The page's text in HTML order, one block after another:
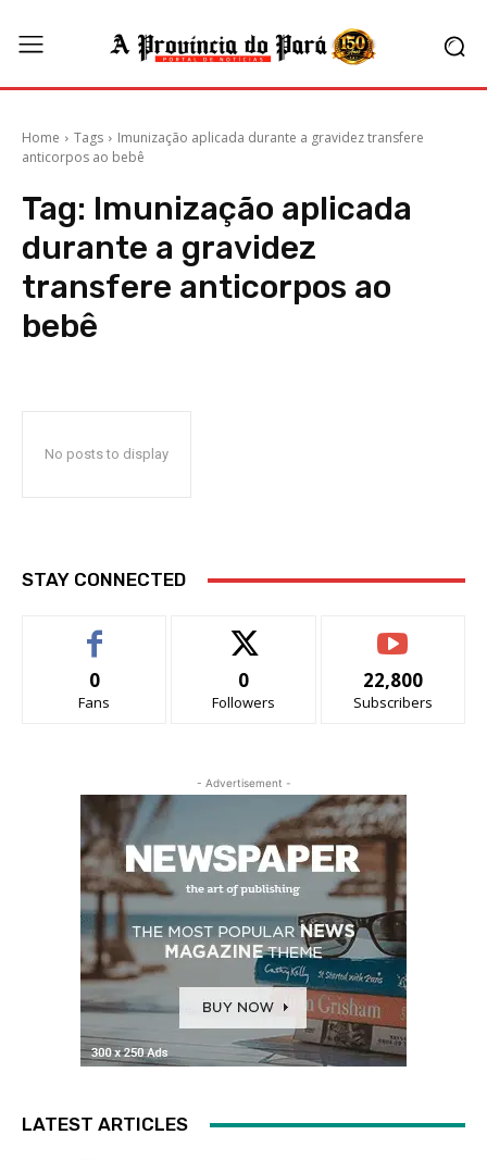
Home Tags
Imunização aplicada durante a gravidez transfere
anticorpos ao bebê
Tag: Imunização aplicada
durante a gravidez
transfere anticorpos ao
bebê
No posts to display
STAY CONNECTED
0
Fans
0
Followers
22,800
Subscribers
- Advertisement -
LATEST ARTICLES